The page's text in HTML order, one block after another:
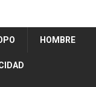
HOMBRE